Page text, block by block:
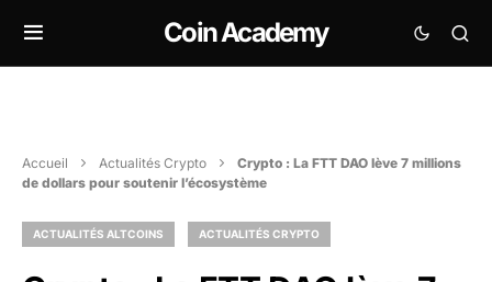
Coin Academy
Accueil Actualités Crypto
Crypto : La FTT DAO lève 7 millions
de dollars pour soutenir l’écosystème
ACTUALITÉS ALTCOINS ACTUALITÉS CRYPTO